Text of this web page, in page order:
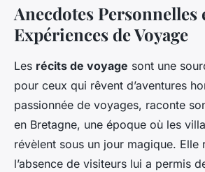
Anecdotes Personnelles
Expériences de Voyage
Les récits de voyage sont une
pour ceux qui rêvent d’aventures
passionnée de voyages, raconte
en Bretagne, une époque où les
révèlent sous un jour magique. Elle
l’absence de visiteurs lui a permis